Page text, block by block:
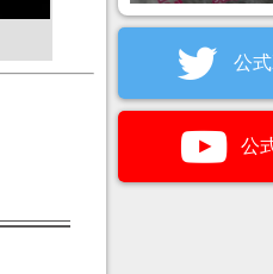
公
公